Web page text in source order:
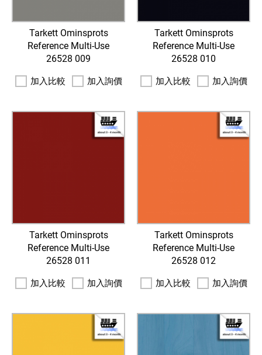
Tarkett Ominsprots
Reference Multi-Use
26528 009
加入比較 加入詢價
Tarkett Ominsprots
Reference Multi-Use
26528 010
加入比較 加入詢價
Tarkett Ominsprots
Reference Multi-Use
26528 011
加入比較 加入詢價
Tarkett Ominsprots
Reference Multi-Use
26528 012
加入比較 加入詢價